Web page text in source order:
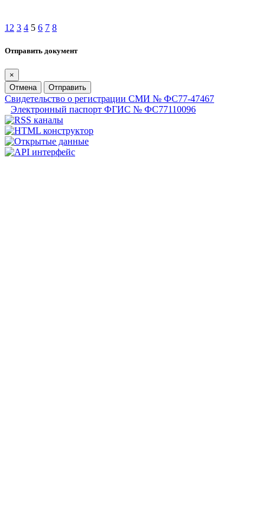
1 2 3 4 5 6 7 8
Отправить документ
×
Отмена
Отправить
Свидетельство о регистрации СМИ № ФС77-47467
Электронный паспорт ФГИС № ФС77110096